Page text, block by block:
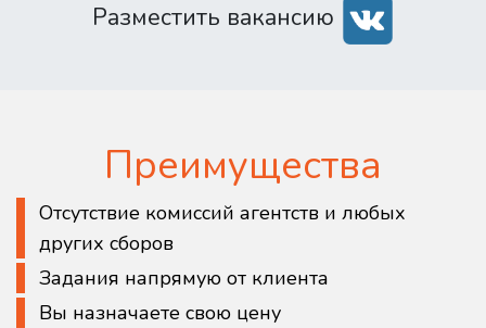
Разместить вакансию
Преимущества
Отсутствие комиссий агентств и любых
других сборов
Задания напрямую от клиента
Вы назначаете свою цену